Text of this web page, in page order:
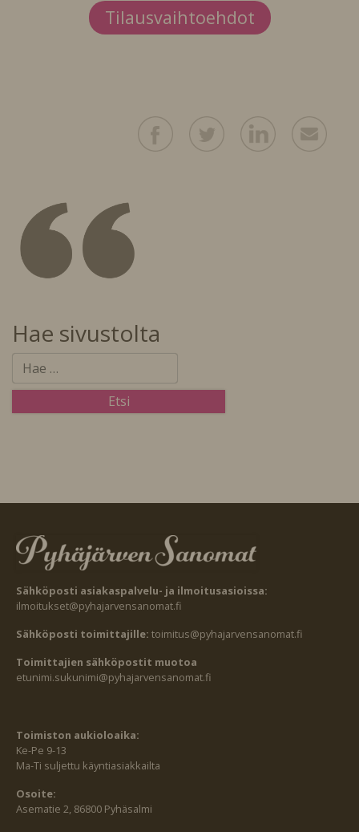
Tilausvaihtoehdot
Hae sivustolta
Sähköposti asiakaspalvelu- ja ilmoitusasioissa:
ilmoitukset@pyhajarvensanomat.fi
Sähköposti toimittajille: toimitus@pyhajarvensanomat.fi
Toimittajien sähköpostit muotoa
etunimi.sukunimi@pyhajarvensanomat.fi
Toimiston aukioloaika:
Ke-Pe 9-13
Ma-Ti suljettu käyntiasiakkailta
Osoite:
Asematie 2, 86800 Pyhäsalmi